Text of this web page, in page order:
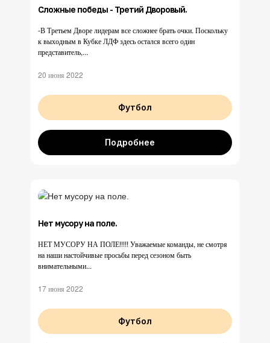
Сложные победы - Третий Дворовый.
-В Третьем Дворе лидерам все сложнее брать очки. Поскольку
к выходным в Кубке ЛДФ здесь остался всего один
представитель,...
20 июня 2022
Футбол
Подробнее
Нет мусору на поле.
НЕТ МУСОРУ НА ПОЛЕ!!!!! Уважаемые команды, не смотря
на наши настойчивые просьбы перед сезоном быть
внимательными...
17 июня 2022
Футбол